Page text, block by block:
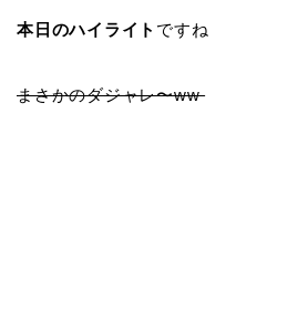
本日のハイライト ですね
まさかのダジャレ〜ww